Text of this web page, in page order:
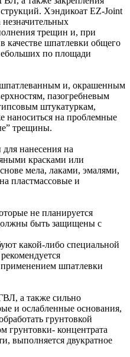
Хэндикоат EZ-Joint
трещин и, при
качестве шпатлевки общего
по площади
и, окрашенным
пазогребневым
штукатуркам,
наноситься на проблемные
трещины.
нанесения на
красками или
мела, лаками, эмалями,
пластмассовые и
не планируется
быть защищены с
какой-либо специальной
применением шпатлевки
а также сильно
и ослабленные основания,
грунтовкой
грунтовки- концентрата
выполняется двукратное